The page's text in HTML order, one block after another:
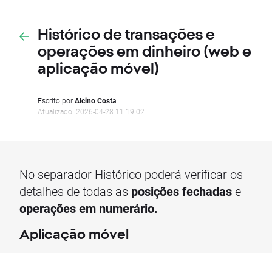
Histórico de transações e
operações em dinheiro (web e
aplicação móvel)
Escrito porAlcino Costa
Atualizado: 2026-04-28 11:19:02
No separador Histórico poderá verificar os
detalhes de todas as posições fechadase
operações em numerário.
Aplicação móvel